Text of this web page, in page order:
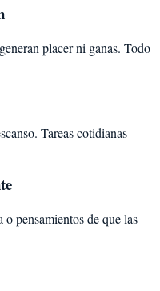
placer ni ganas. Todo
Tareas cotidianas
pensamientos de que las